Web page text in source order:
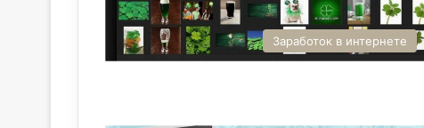
Заработок в интернете